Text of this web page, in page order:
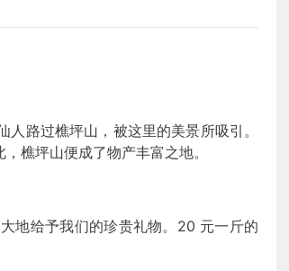
路过樵坪山，被这里的美景所吸引。
樵坪山便成了物产丰富之地。
地给予我们的珍贵礼物。20 元一斤的